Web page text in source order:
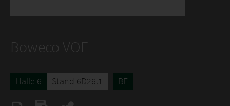
Boweco VOF
Halle 6 Stand 6D26.1 BE